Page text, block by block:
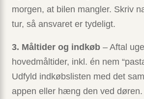
morgen, at bilen mangler. Skriv
tur, så ansvaret er tydeligt.
3. Måltider og indkøb – Aftal
hovedmåltider, inkl. én nem
Udfyld indkøbslisten med det
appen eller hæng den ved